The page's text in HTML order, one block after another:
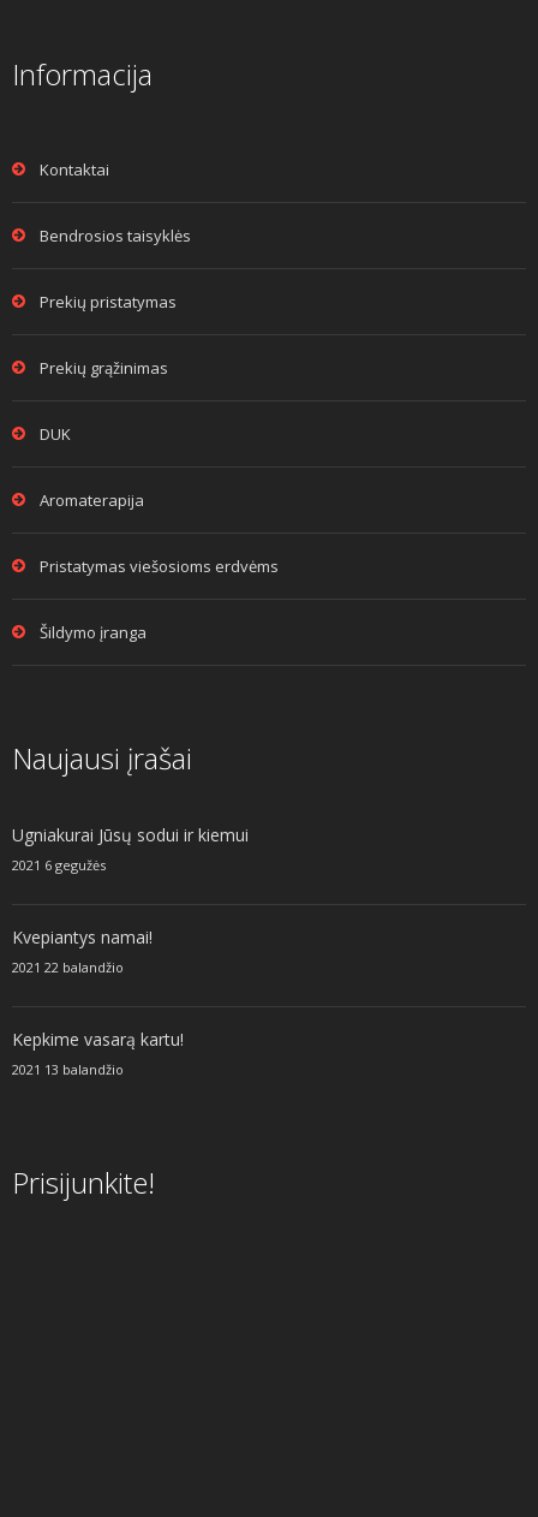
Informacija
Kontaktai
Bendrosios taisyklės
Prekių pristatymas
Prekių grąžinimas
DUK
Aromaterapija
Pristatymas viešosioms erdvėms
Šildymo įranga
Naujausi įrašai
Ugniakurai Jūsų sodui ir kiemui
2021 6 gegužės
Kvepiantys namai!
2021 22 balandžio
Kepkime vasarą kartu!
2021 13 balandžio
Prisijunkite!